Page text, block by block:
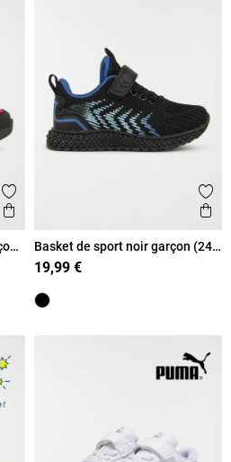
Ajouter aux favoris
Aperçu rapide
Basket de sport noir garçon (24-
30)
19,99 €